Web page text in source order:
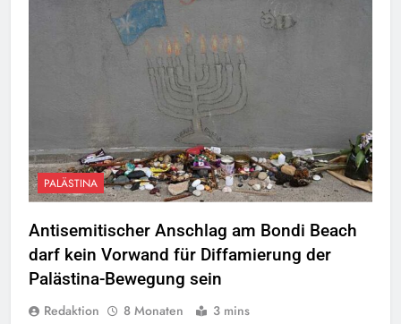
PALÄSTINA
Antisemitischer Anschlag am Bondi Beach
darf kein Vorwand für Diffamierung der
Palästina-Bewegung sein
Redaktion 8 Monaten 3 mins